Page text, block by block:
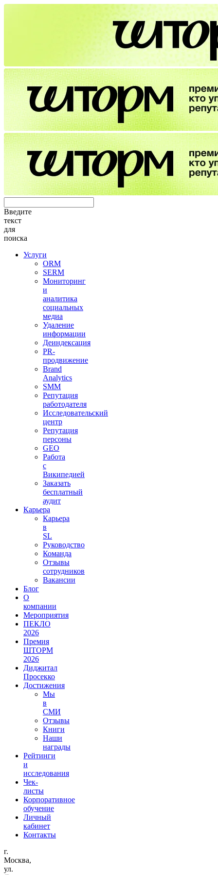
Введите
текст
для
поиска
Услуги
ORM
SERM
Мониторинг
и
аналитика
социальных
медиа
Удаление
информации
Деиндексация
PR-
продвижение
Brand
Analytics
SMM
Репутация
работодателя
Исследовательский
центр
Репутация
персоны
GEO
Работа
с
Википедией
Заказать
бесплатный
аудит
Карьера
Карьера
в
SL
Руководство
Команда
Отзывы
сотрудников
Вакансии
Блог
О
компании
Мероприятия
ПЕКЛО
2026
Премия
ШТОРМ
2026
Диджитал
Просекко
Достижения
Мы
в
СМИ
Отзывы
Книги
Наши
награды
Рейтинги
и
исследования
Чек-
листы
Корпоративное
обучение
Личный
кабинет
Контакты
г.
Москва,
ул.